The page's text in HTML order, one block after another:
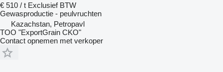
€ 510 / t Exclusief BTW
Gewasproductie - peulvruchten
Kazachstan, Petropavl
TOO "ExportGrain CKO"
Contact opnemen met verkoper